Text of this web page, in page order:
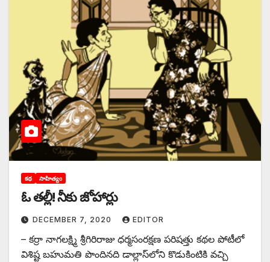
కథ సాహిత్యం
ఓ ‌తల్లీ! నీకు జోహార్లు
DECEMBER 7, 2020 EDITOR
– కర్రా నాగలక్ష్మి శ్రీగిరిరాజు ధర్మసంరక్షణ పరిషత్తు కథల పోటీలో
విశిష్ట బహుమతి పొందినది డాల్లాస్‌లోని కొడుకింటికి వచ్చి